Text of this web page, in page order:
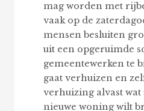
mag worden met
vaak op de
mensen besluiten
uit een opgeruimde
gemeentewerken te
gaat verhuizen en
verhuizing alvast
nieuwe woning wilt